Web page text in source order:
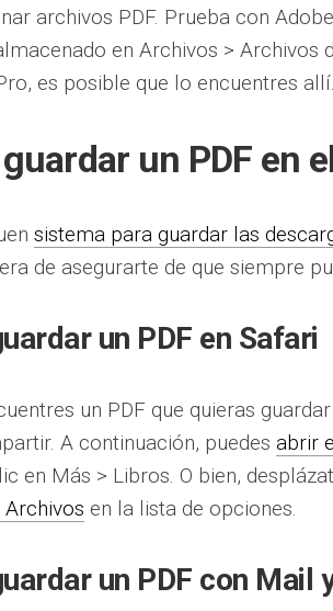
archivos PDF. Prueba con
en Archivos > Archivos
es posible que lo encuentres allí.
un PDF en
sistema para guardar las
de asegurarte de que siempre
un PDF en Safari
un PDF que quieras
A continuación, puedes abrir
en Más > Libros. O bien,
Archivos en la lista de opciones.
un PDF con Mail